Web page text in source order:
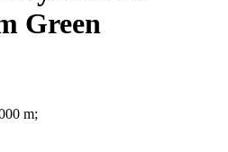
Green
m;